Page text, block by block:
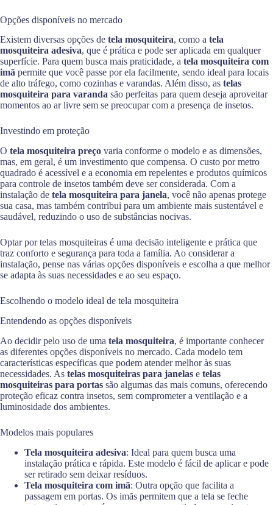
Opções disponíveis no mercado
Existem diversas opções de tela mosquiteira, como a tela
mosquiteira adesiva, que é prática e pode ser aplicada em qualquer
superfície. Para quem busca mais praticidade, a tela mosquiteira com
imã permite que você passe por ela facilmente, sendo ideal para locais
de alto tráfego, como cozinhas e varandas. Além disso, as telas
mosquiteira para varanda são perfeitas para quem deseja aproveitar
momentos ao ar livre sem se preocupar com a presença de insetos.
Investindo em proteção
O tela mosquiteira preço varia conforme o modelo e as dimensões,
mas, em geral, é um investimento que compensa. O custo por metro
quadrado é acessível e a economia em repelentes e produtos químicos
para controle de insetos também deve ser considerada. Com a
instalação de tela mosquiteira para janela, você não apenas protege
sua casa, mas também contribui para um ambiente mais sustentável e
saudável, reduzindo o uso de substâncias nocivas.
Optar por telas mosquiteiras é uma decisão inteligente e prática que
traz conforto e segurança para toda a família. Ao considerar a
instalação, pense nas várias opções disponíveis e escolha a que melhor
se adapta às suas necessidades e ao seu espaço.
Escolhendo o modelo ideal de tela mosquiteira
Entendendo as opções disponíveis
Ao decidir pelo uso de uma tela mosquiteira, é importante conhecer
as diferentes opções disponíveis no mercado. Cada modelo tem
características específicas que podem atender melhor às suas
necessidades. As telas mosquiteiras para janelas e telas
mosquiteiras para portas são algumas das mais comuns, oferecendo
proteção eficaz contra insetos, sem comprometer a ventilação e a
luminosidade dos ambientes.
Modelos mais populares
Tela mosquiteira adesiva: Ideal para quem busca uma
instalação prática e rápida. Este modelo é fácil de aplicar e pode
ser retirado sem deixar resíduos.
Tela mosquiteira com imã: Outra opção que facilita a
passagem em portas. Os imãs permitem que a tela se feche